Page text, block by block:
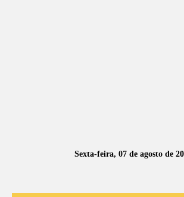
Sexta-feira, 07 de agosto de